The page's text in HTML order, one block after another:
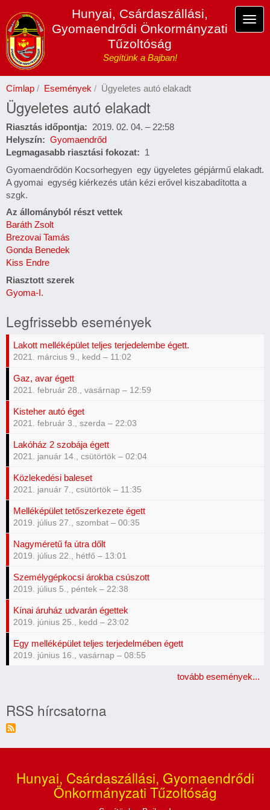
tartalomra
Hunyai, Csárdaszállási,
Gyomaendrődi Önkormányzati
Tűzoltóság
Segítünk a Bajban!
Címlap Események Ügyeletes autó elakadt
Ügyeletes autó elakadt
Riasztás időpontja
2019. 02. 04. – 22:58
Helyszín
Gyomaendrőd
Legmagasabb riasztási fokozat
1
Gyomaendrődön Kocsorhegyen egy ügyeletes gépjármű elakadt.
A gyomai egység kiérkezés után kézi erővel kiszabadította a
szgk.
Az állományból részt vettek
Baráth Zsolt
Brezovai Tamás
Gonda Benedek
Kiss Endre
Riasztott szerek
Gyoma-I.
Legfrissebb események
Lakott melléképület teljes terjedelembe égett.
2021. március 9., kedd – 11:02
Gaz, avar égett
2021. február 28., vasárnap – 12:59
Kisteher autó éget
2021. február 3., szerda – 22:03
Lakóház 2 szobája égett
2021. január 14., csütörtök – 02:04
Közlekedési baleset
2021. január 7., csütörtök – 11:35
Melléképület tetőszerkezete égett
2019. július 27., szombat – 00:35
Nagyméretű fa útra dőlt
2019. július 22., hétfő – 13:01
Személygépkocsi árokba csúszott
2019. július 5., péntek – 22:38
Kínai áruház udvarán égettek
2019. június 25., kedd – 23:02
Egy melléképület teljes terjedelmében égett
2019. június 16., vasárnap – 08:55
tovább események...
RSS hírcsatorna
Hunyai, Csárdaszállási, Gyomaendrődi
Önkormányzati Tűzoltóság